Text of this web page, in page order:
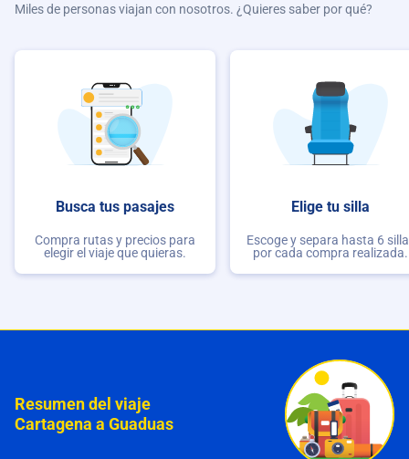
Miles de personas viajan con nosotros. ¿Quieres saber por qué?
Busca tus pasajes
Compra rutas y precios para
elegir el viaje que quieras.
Elige tu silla
Escoge y separa hasta 6
por cada compra realizada.
Resumen del viaje
Cartagena a Guaduas